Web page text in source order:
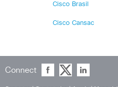
Cisco Brasil
Cisco Cansac
Connect